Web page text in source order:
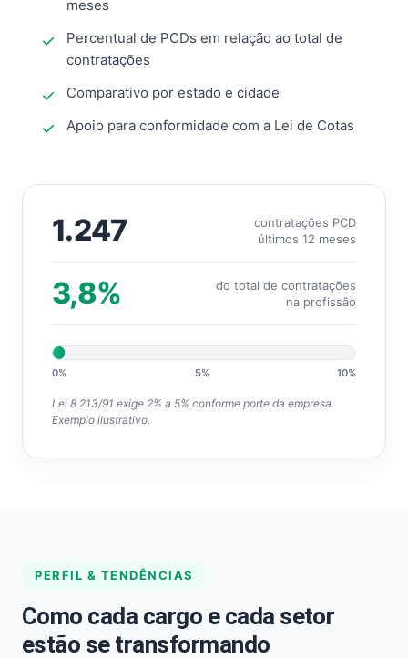
meses
Percentual de PCDs em relação ao total de
contratações
Comparativo por estado e cidade
Apoio para conformidade com a Lei de Cotas
1.247
contratações PCD
últimos 12 meses
3,8%
do total de contratações
na profissão
0% 5% 10%
Lei 8.213/91 exige 2% a 5% conforme porte da empresa.
Exemplo ilustrativo.
PERFIL & TENDÊNCIAS
Como cada cargo e cada setor
estão se transformando